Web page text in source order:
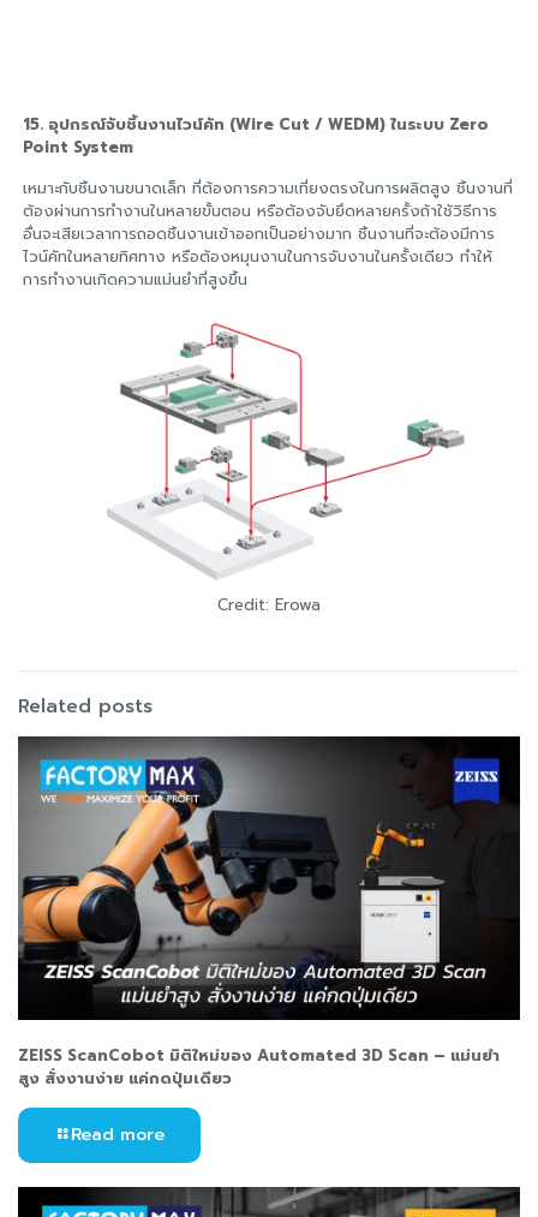
15. อุปกรณ์จับชิ้นงานไวน์คัท (Wire Cut / WEDM) ในระบบ Zero
Point System
เหมาะกับชิ้นงานขนาดเล็ก ที่ต้องการความเที่ยงตรงในการผลิตสูง ชิ้นงานที่
ต้องผ่านการทำงานในหลายขั้นตอน หรือต้องจับยึดหลายครั้งถ้าใช้วิธีการ
อื่นจะเสียเวลาการถอดชิ้นงานเข้าออกเป็นอย่างมาก ชิ้นงานที่จะต้องมีการ
ไวน์คัทในหลายทิศทาง หรือต้องหมุนงานในการจับงานในครั้งเดียว ทำให้
การทำงานเกิดความแม่นยำที่สูงขึ้น
Credit: Erowa
Related posts
ZEISS ScanCobot มิติใหม่ของ Automated 3D Scan – แม่นยำ
สูง สั่งงานง่าย แค่กดปุ่มเดียว
Read more